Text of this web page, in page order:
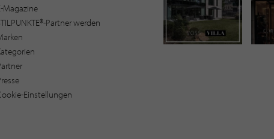
Magazine
Partner werden
Einstellungen